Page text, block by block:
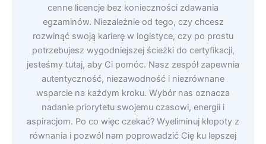
cenne licencje bez konieczności zdawania
egzaminów. Niezależnie od tego, czy chcesz
rozwinąć swoją karierę w logistyce, czy po prostu
potrzebujesz wygodniejszej ścieżki do certyfikacji,
jesteśmy tutaj, aby Ci pomóc. Nasz zespół zapewnia
autentyczność, niezawodność i niezrównane
wsparcie na każdym kroku. Wybór nas oznacza
nadanie priorytetu swojemu czasowi, energii i
aspiracjom. Po co więc czekać? Wyeliminuj kłopoty z
równania i pozwól nam poprowadzić Cię ku lepszej